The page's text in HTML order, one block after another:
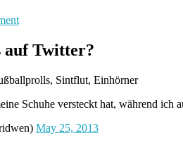
auf Twitter?
Sintflut, Einhörner
Schuhe versteckt hat, während ich
May 25, 2013